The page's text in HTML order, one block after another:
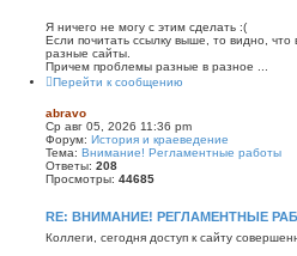
Я ничего не могу с этим сделать :(
Если почитать ссылку выше, то видно,
разные сайты.
Причем проблемы разные в разное ...
Перейти к сообщению
abravo
Ср авг 05, 2026 11:36 pm
Форум: История и краеведение
Тема: Внимание! Регламентные работы
Ответы: 208
Просмотры: 44685
RE: ВНИМАНИЕ! РЕГЛАМЕНТНЫЕ
Коллеги, сегодня доступ к сайту